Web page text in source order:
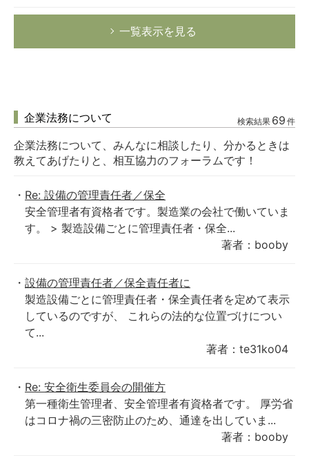
一覧表示を見る
企業法務について 検索結果 69 件
企業法務について、みんなに相談したり、分かるときは
教えてあげたりと、相互協力のフォーラムです！
Re: 設備の管理責任者／保全
安全管理者有資格者です。製造業の会社で働いていま
す。 > 製造設備ごとに管理責任者・保全...
著者：booby
設備の管理責任者／保全責任者に
製造設備ごとに管理責任者・保全責任者を定めて表示
しているのですが、 これらの法的な位置づけについ
て...
著者：te31ko04
Re: 安全衛生委員会の開催方
第一種衛生管理者、安全管理者有資格者です。 厚労省
はコロナ禍の三密防止のため、通達を出していま...
著者：booby